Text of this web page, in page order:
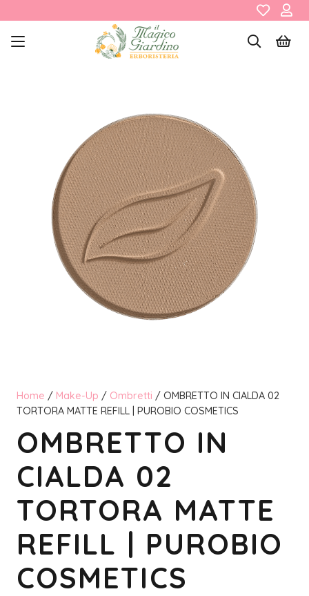
Home / Make-Up / Ombretti / OMBRETTO IN CIALDA 02
TORTORA MATTE REFILL | PUROBIO COSMETICS
OMBRETTO IN
CIALDA 02
TORTORA MATTE
REFILL | PUROBIO
COSMETICS